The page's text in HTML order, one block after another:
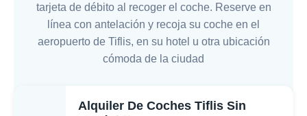
tarjeta de débito al recoger el coche. Reserve en
línea con antelación y recoja su coche en el
aeropuerto de Tiflis, en su hotel u otra ubicación
cómoda de la ciudad
Alquiler De Coches Tiflis Sin